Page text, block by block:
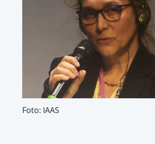
Foto: IAAS